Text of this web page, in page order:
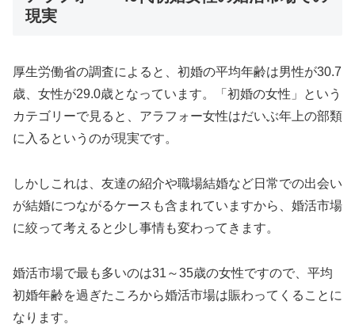
現実
厚生労働省の調査によると、初婚の平均年齢は男性が30.7
歳、女性が29.0歳となっています。「初婚の女性」という
カテゴリーで見ると、アラフォー女性はだいぶ年上の部類
に入るというのが現実です。
しかしこれは、友達の紹介や職場結婚など日常での出会い
が結婚につながるケースも含まれていますから、婚活市場
に絞って考えると少し事情も変わってきます。
婚活市場で最も多いのは31～35歳の女性ですので、平均
初婚年齢を過ぎたころから婚活市場は賑わってくることに
なります。